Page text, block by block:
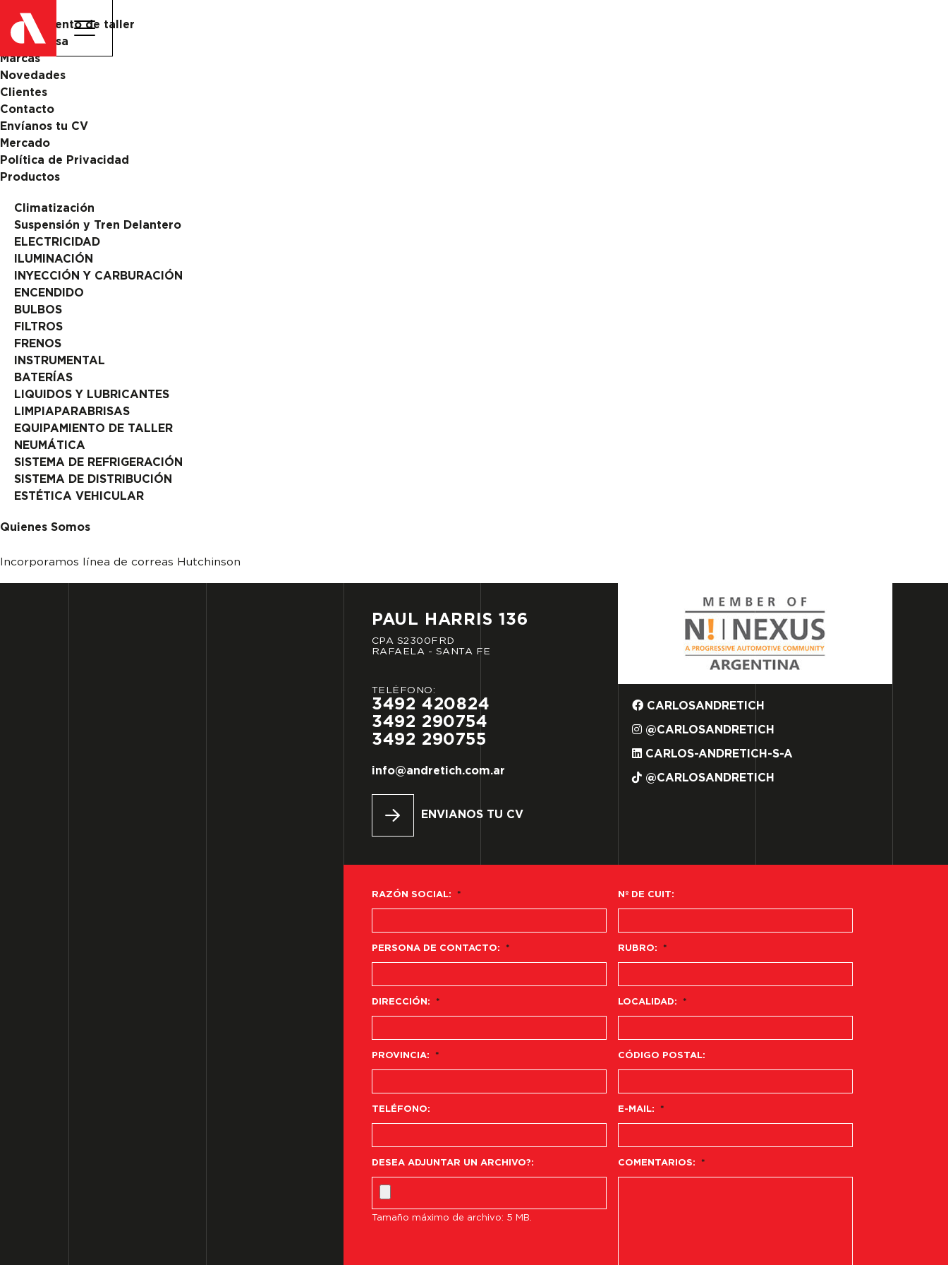
Equipamiento de taller
La Empresa
Marcas
Novedades
Clientes
Contacto
Envíanos tu CV
Mercado
Política de Privacidad
Productos
Climatización
Suspensión y Tren Delantero
ELECTRICIDAD
ILUMINACIÓN
INYECCIÓN Y CARBURACIÓN
ENCENDIDO
BULBOS
FILTROS
FRENOS
INSTRUMENTAL
BATERÍAS
LIQUIDOS Y LUBRICANTES
LIMPIAPARABRISAS
EQUIPAMIENTO DE TALLER
NEUMÁTICA
SISTEMA DE REFRIGERACIÓN
SISTEMA DE DISTRIBUCIÓN
ESTÉTICA VEHICULAR
Quienes Somos
Incorporamos línea de correas Hutchinson
PAUL HARRIS 136
CPA S2300FRD
RAFAELA - SANTA FE
TELÉFONO:
3492 420824
3492 290754
3492 290755
info@andretich.com.ar
ENVIANOS TU CV
CARLOSANDRETICH
@CARLOSANDRETICH
CARLOS-ANDRETICH-S-A
@CARLOSANDRETICH
RAZÓN SOCIAL: * Nº DE CUIT:
PERSONA DE CONTACTO: * RUBRO: *
DIRECCIÓN: * LOCALIDAD: *
PROVINCIA: * CÓDIGO POSTAL:
TELÉFONO: E-MAIL: *
DESEA ADJUNTAR UN ARCHIVO?:
Tamaño máximo de archivo: 5 MB.
COMENTARIOS: *